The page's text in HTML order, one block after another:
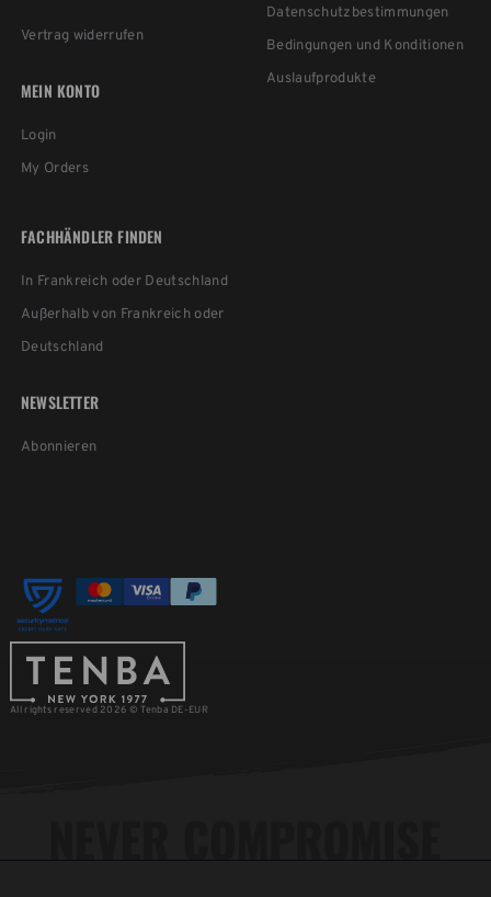
Vertrag widerrufen
Datenschutzbestimmungen
Bedingungen und Konditionen
Auslaufprodukte
MEIN KONTO
Login
My Orders
FACHHÄNDLER FINDEN
In Frankreich oder Deutschland
Außerhalb von Frankreich oder
Deutschland
NEWSLETTER
Abonnieren
All rights reserved 2026 © Tenba DE-EUR